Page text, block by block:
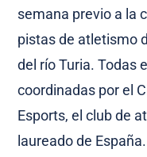
semana previo a la
pistas de atletismo
del río Turia. Todas
coordinadas por el
Esports, el club de
laureado de España.